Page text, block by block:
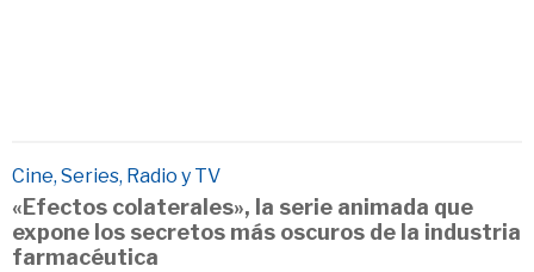
Cine, Series, Radio y TV
«Efectos colaterales», la serie animada que
expone los secretos más oscuros de la industria
farmacéutica